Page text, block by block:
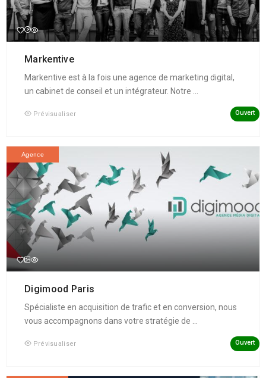
Markentive
Markentive est à la fois une agence de marketing digital,
un cabinet de conseil et un intégrateur. Notre ...
Prévisualiser Ouvert
Agence
Digimood Paris
Spécialiste en acquisition de trafic et en conversion, nous
vous accompagnons dans votre stratégie de ...
Prévisualiser Ouvert